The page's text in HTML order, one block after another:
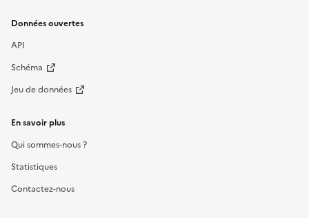
Données ouvertes
API
Schéma
Jeu de données
En savoir plus
Qui sommes-nous ?
Statistiques
Contactez-nous